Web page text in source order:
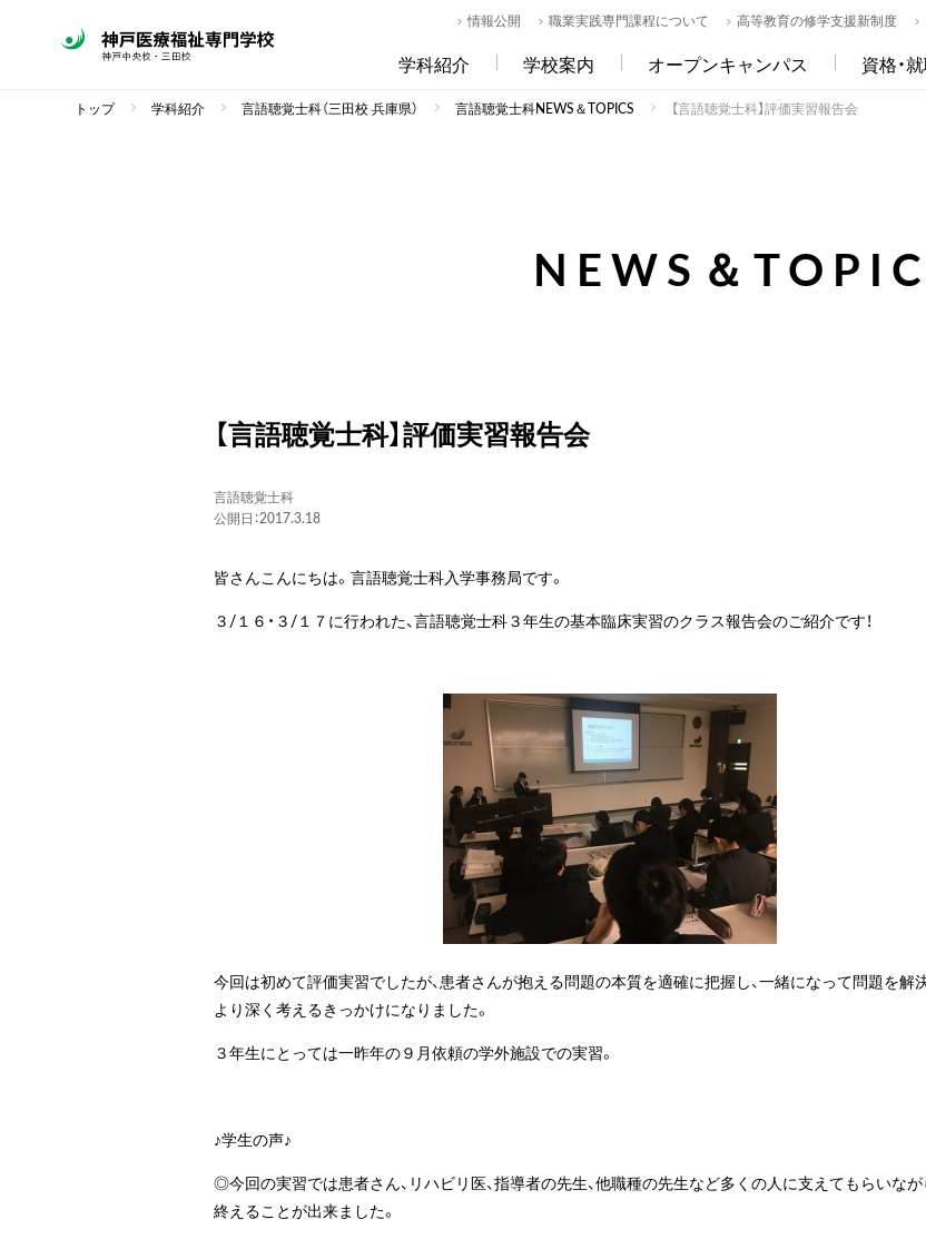
学科紹介 学校案内 オープンキャンパス 資格・
情報公開 職業実践専門課程について 高等教育の修学支援新制度
トップ 学科紹介 言語聴覚士科（三田校 兵庫県） 言語聴覚士科NEWS＆TOPICS 【言語聴覚士科】評価実習報告会
NEWS＆
【言語聴覚士科】評価実習報告会
言語聴覚士科
公開日：2017.3.18
皆さんこんにちは。言語聴覚士科入学事務局です。
３/１６・３/１７に行われた、言語聴覚士科３年生の基本臨床実習のクラス報告会のご紹介です！
今回は初めて評価実習でしたが、患者さんが抱える問題の本質を適確に把握し、一緒になって問題を解
より深く考えるきっかけになりました。
３年生にとっては一昨年の９月依頼の学外施設での実習。
♪学生の声♪
◎今回の実習では患者さん、リハビリ医、指導者の先生、他職種の先生など多くの人に支えてもらいなが
終えることが出来ました。